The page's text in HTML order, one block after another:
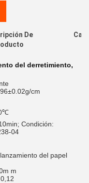
De
del derretimiento,
cm
Condición:
04
del papel
m